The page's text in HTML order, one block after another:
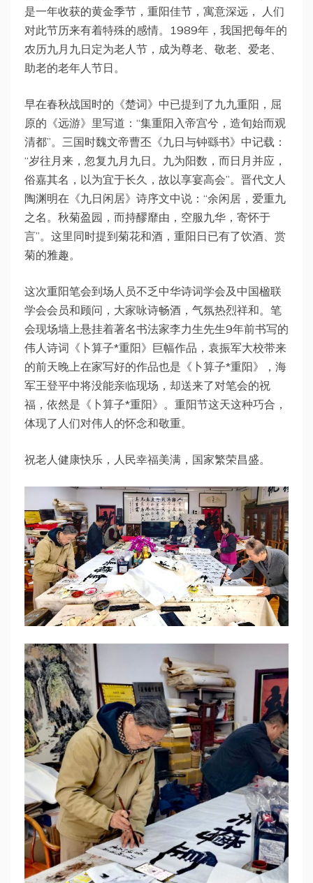
是一年收获的黄金季节，重阳佳节，寓意深远， 人们
对此节历来有着特殊的感情。1989年，我国把每年的
农历九月九日定为老人节，成为尊老、敬老、爱老、
助老的老年人节日。
早在春秋战国时的《楚词》中已提到了九九重阳，屈
原的《远游》里写道：“集重阳入帝宫兮，造旬始而观
清都”。三国时魏文帝曹丕《九日与钟繇书》中记载：
“岁往月来，忽复九月九日。九为阳数，而日月并应，
俗嘉其名，以为宜于长久，故以享宴高会”。晋代文人
陶渊明在《九日闲居》诗序文中说：“余闲居，爱重九
之名。秋菊盈园，而持醪靡由，空服九华，寄怀于
言”。这里同时提到菊花和酒，重阳日已有了饮酒、赏
菊的雅趣。
这次重阳笔会到场人员不乏中华诗词学会及中国楹联
学会会员和顾问，大家咏诗畅酒，气氛热烈祥和。笔
会现场墙上悬挂着著名书法家李力生先生9年前书写的
伟人诗词《卜算子*重阳》巨幅作品，袁振军大校带来
的前天晚上在家写好的作品也是《卜算子*重阳》，海
军王登平中将没能亲临现场，却送来了对笔会的祝
福，依然是《卜算子*重阳》。重阳节这天这种巧合，
体现了人们对伟人的怀念和敬重。
祝老人健康快乐，人民幸福美满，国家繁荣昌盛。